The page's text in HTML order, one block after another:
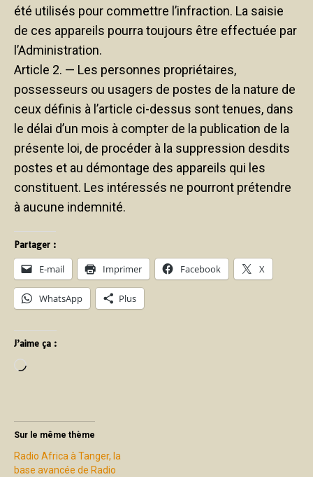
été utilisés pour commettre l’infraction. La saisie
de ces appareils pourra toujours être effectuée par
l’Administration.
Article 2. — Les personnes propriétaires,
possesseurs ou usagers de postes de la nature de
ceux définis à l’article ci-dessus sont tenues, dans
le délai d’un mois à compter de la publication de la
présente loi, de procéder à la suppression desdits
postes et au démontage des appareils qui les
constituent. Les intéressés ne pourront prétendre
à aucune indemnité.
Partager :
E-mail Imprimer Facebook X
WhatsApp Plus
J’aime ça :
Sur le même thème
Radio Africa à Tanger, la
base avancée de Radio